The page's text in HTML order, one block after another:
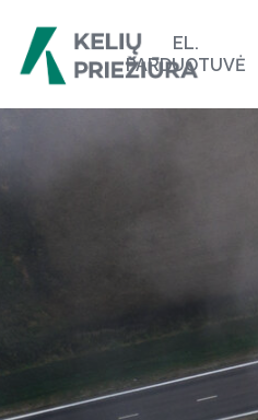
EL.
PARDUOTUVĖ